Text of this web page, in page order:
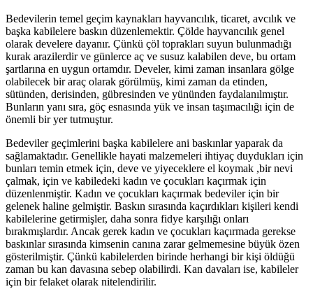
Bedevilerin temel geçim kaynakları hayvancılık, ticaret, avcılık ve
başka kabilelere baskın düzenlemektir. Çölde hayvancılık genel
olarak develere dayanır. Çünkü çöl toprakları suyun bulunmadığı
kurak arazilerdir ve günlerce aç ve susuz kalabilen deve, bu ortam
şartlarına en uygun ortamdır. Develer, kimi zaman insanlara gölge
olabilecek bir araç olarak görülmüş, kimi zaman da etinden,
sütünden, derisinden, gübresinden ve yününden faydalanılmıştır.
Bunların yanı sıra, göç esnasında yük ve insan taşımacılığı için de
önemli bir yer tutmuştur.
Bedeviler geçimlerini başka kabilelere ani baskınlar yaparak da
sağlamaktadır. Genellikle hayati malzemeleri ihtiyaç duydukları için
bunları temin etmek için, deve ve yiyeceklere el koymak ,bir nevi
çalmak, için ve kabiledeki kadın ve çocukları kaçırmak için
düzenlenmiştir. Kadın ve çocukları kaçırmak bedeviler için bir
gelenek haline gelmiştir. Baskın sırasında kaçırdıkları kişileri kendi
kabilelerine getirmişler, daha sonra fidye karşılığı onları
bırakmışlardır. Ancak gerek kadın ve çocukları kaçırmada gerekse
baskınlar sırasında kimsenin canına zarar gelmemesine büyük özen
gösterilmiştir. Çünkü kabilelerden birinde herhangi bir kişi öldüğü
zaman bu kan davasına sebep olabilirdi. Kan davaları ise, kabileler
için bir felaket olarak nitelendirilir.